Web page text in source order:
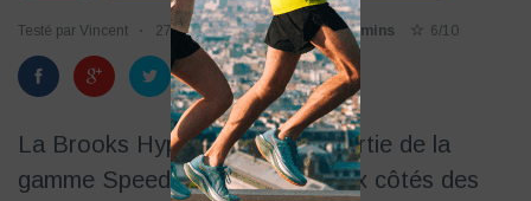
Testé par Vincent 27/01 Temps de lecture 2 mins 6/10
La Brooks Hyperion Max fait partie de la
gamme Speed de la marque, aux côtés des